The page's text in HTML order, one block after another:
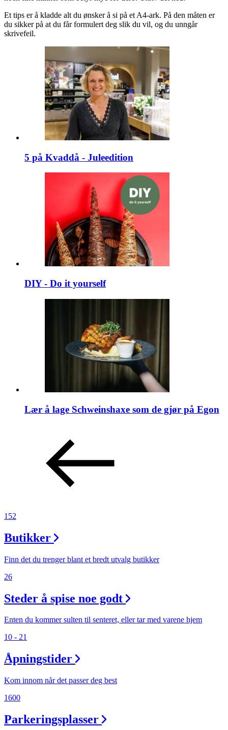
Et tips er å kladde alt du ønsker å si på et A4-ark. På den måten er
du sikker på at du får formulert deg slik du vil, og du unngår
skrivefeil.
5 på Kvaddå - Juleedition
DIY - Do it yourself
Lær å lage Schweinshaxe som de gjør på Egon
152
Butikker
Finn det du trenger blant et bredt utvalg butikker
26
Steder å spise noe godt
Enten du kommer sulten til senteret, eller tar med varene hjem
10 - 21
Åpningstider
Kom innom når det passer deg best
1600
Parkeringsplasser